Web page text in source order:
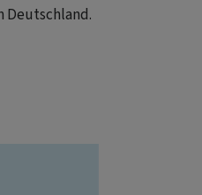
Deutschland.